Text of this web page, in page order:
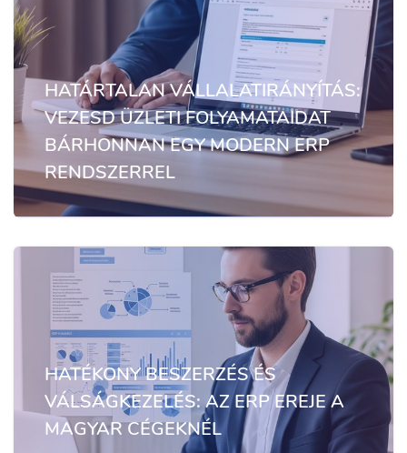
HATÁRTALAN VÁLLALATIRÁNYÍTÁS:
VEZESD ÜZLETI FOLYAMATAIDAT
BÁRHONNAN EGY MODERN ERP
RENDSZERREL
HATÉKONY BESZERZÉS ÉS
VÁLSÁGKEZELÉS: AZ ERP EREJE A
MAGYAR CÉGEKNÉL